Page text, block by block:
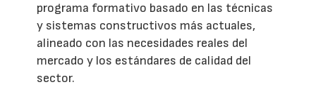
programa formativo basado en las técnicas
y sistemas constructivos más actuales,
alineado con las necesidades reales del
mercado y los estándares de calidad del
sector.